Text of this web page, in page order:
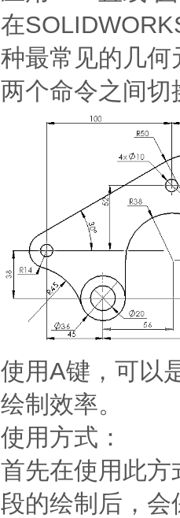
在
种最常见的几
两个命令之间切
使用A键，可以
绘制效率。
使用方式：
首先在使用此
段的绘制后，